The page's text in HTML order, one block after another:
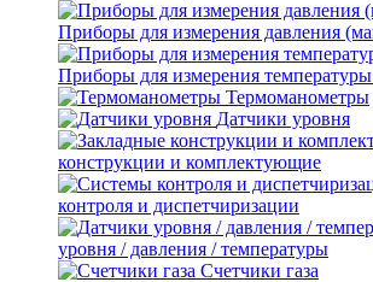
Приборы для измерения давления
Приборы для измерения
Термоманометры
Датчики уровня
конструкции и комплектующие
контроля и диспетчиризации
уровня / давления / температуры
Счетчики газа